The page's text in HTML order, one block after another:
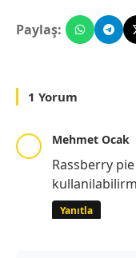
Paylaş:
1 Yorum
Mehmet Ocak
Rassberry
Yanıtla